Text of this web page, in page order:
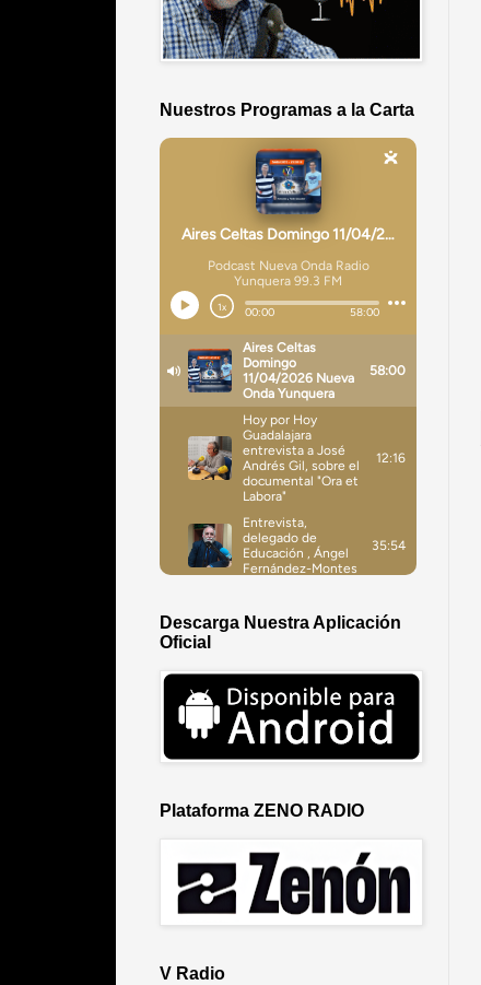
Nuestros Programas a la Carta
Descarga Nuestra Aplicación
Oficial
Plataforma ZENO RADIO
V Radio